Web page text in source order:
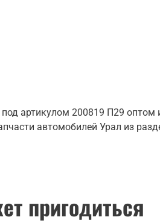
артикулом 200819 П29 оптом
автомобилей Урал из
пригодиться